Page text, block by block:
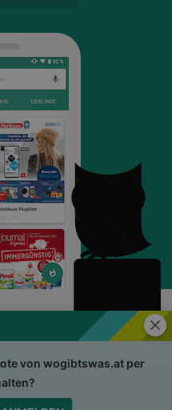
von wogibtswas.at per
Impressum
AGB